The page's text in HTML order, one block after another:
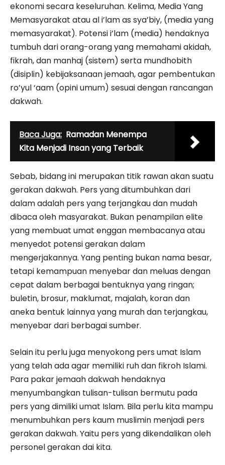
ekonomi secara keseluruhan. Kelima, Media Yang
Memasyarakat atau al i’lam as sya’biy, (media yang
memasyarakat). Potensi i’lam (media) hendaknya
tumbuh dari orang-orang yang memahami akidah,
fikrah, dan manhaj (sistem) serta mundhobith
(disiplin) kebijaksanaan jemaah, agar pembentukan
ro’yul ‘aam (opini umum) sesuai dengan rancangan
dakwah.
Baca Juga: Ramadan Menempa
Kita Menjadi Insan yang Terbaik
Sebab, bidang ini merupakan titik rawan akan suatu
gerakan dakwah. Pers yang ditumbuhkan dari
dalam adalah pers yang terjangkau dan mudah
dibaca oleh masyarakat. Bukan penampilan elite
yang membuat umat enggan membacanya atau
menyedot potensi gerakan dalam
mengerjakannya. Yang penting bukan nama besar,
tetapi kemampuan menyebar dan meluas dengan
cepat dalam berbagai bentuknya yang ringan;
buletin, brosur, maklumat, majalah, koran dan
aneka bentuk lainnya yang murah dan terjangkau,
menyebar dari berbagai sumber.
Selain itu perlu juga menyokong pers umat Islam
yang telah ada agar memiliki ruh dan fikroh Islami.
Para pakar jemaah dakwah hendaknya
menyumbangkan tulisan-tulisan bermutu pada
pers yang dimiliki umat Islam. Bila perlu kita mampu
menumbuhkan pers kaum muslimin menjadi pers
gerakan dakwah. Yaitu pers yang dikendalikan oleh
personel gerakan dai kita.